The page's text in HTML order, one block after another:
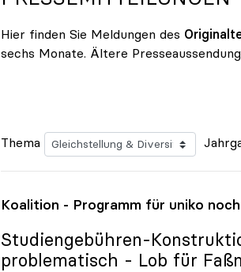
Hier finden Sie Meldungen des
sechs Monate. Ältere
Thema
Koalition - Programm für uniko
Studiengebühren-
problematisch - Lob für